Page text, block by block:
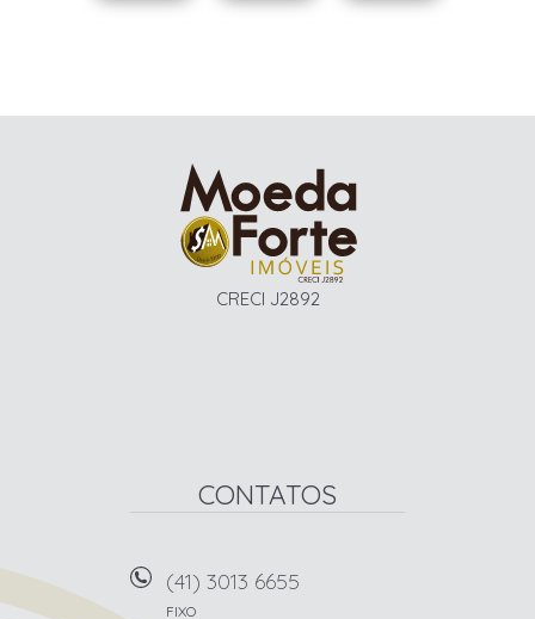
CRECI J2892
CONTATOS
(41) 3013 6655
FIXO